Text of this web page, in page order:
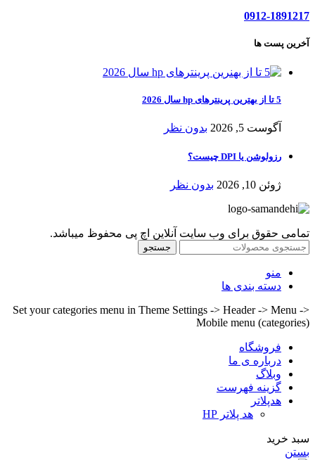
0912-1891217
آخرین پست ها
5 تا از بهترین پرینترهای hp سال 2026
آگوست 5, 2026 بدون نظر
رزولوشن یا DPI چیست؟
ژوئن 10, 2026 بدون نظر
تمامی حقوق برای وب سایت آنلاین اچ پی محفوظ میباشد.
جستجو
منو
دسته بندی ها
Set your categories menu in Theme Settings -> Header -> Menu ->
Mobile menu (categories)
فروشگاه
درباره ی ما
وبلاگ
گزینه فهرست
هدپلاتر
هد پلاتر HP
سبد خرید
بستن